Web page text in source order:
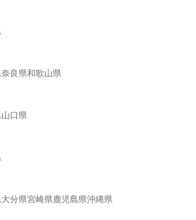
奈良県和歌山県
山口県
大分県宮崎県 鹿児島県沖縄県